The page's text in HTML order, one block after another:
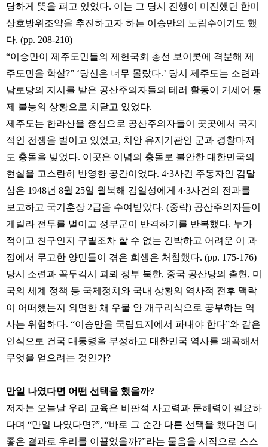
당하게 뜻을 펴고 있었다. 이는 그 당시 진행이 미진했던 한미
상호방위조약을 추진하고자 하는 이승만의 노림수이기도 했
다. (pp. 208-210)
“이승만이 제주도민들의 제헌국회 총선 보이콧에 격분해 제
주도민을 학살?” ‘당신은 너무 몰랐다.’ 당시 제주도는 소련과
남로당의 지시를 받은 공산주의자들의 테러 활동이 거세어 통
제 불능의 상황으로 치닫고 있었다.
제주도는 한라산을 중심으로 공산주의자들이 곳곳에서 국지
적인 전쟁을 벌이고 있었고, 치안 유지기관인 군과 경찰마저
도 충돌을 빚었다. 이곳은 이념의 충돌로 불안한 대한민국의
현실을 고스란히 반영한 공간이었다. 4·3사건 주동자인 김달
삼은 1948년 8월 25일 월북해 김일성에게 4·3사건의 전과를
보고하고 국기훈장 2급을 수여받았다. (중략) 공산주의자들이
게릴라 전투를 벌이고 정부군이 반격하기를 반복했다. 누가
적이고 친구인지 구별조차 할 수 없는 긴박하고 어려운 이 과
정에서 무고한 양민들이 겪은 희생은 처참했다. (pp. 175-176)
당시 소련과 꼭두각시 괴뢰 정부 북한, 중국 공산당의 출현, 미
국의 세계 정책 등 국제정치와 국내 상황의 역사적 전후 맥락
이 어떠했는지 외면한 채 우물 안 개구리식으로 공부하는 역
사는 위험하다. “이승만을 국립묘지에서 파내야 한다”와 같은
인식으로 건국 대통령을 부정하고 대한민국 역사를 왜곡해서
무엇을 얻으려는 것인가?
만일 나였다면 어떤 선택을 했을까?
저자는 오늘날 우리 교육은 비판적 사고력과 문해력이 필요하
다며 “만일 나였다면?”, “바로 그 순간 다른 선택을 했다면 더
좋은 결과로 우리를 이끌었을까?”라는 물음을 시작으로 스스